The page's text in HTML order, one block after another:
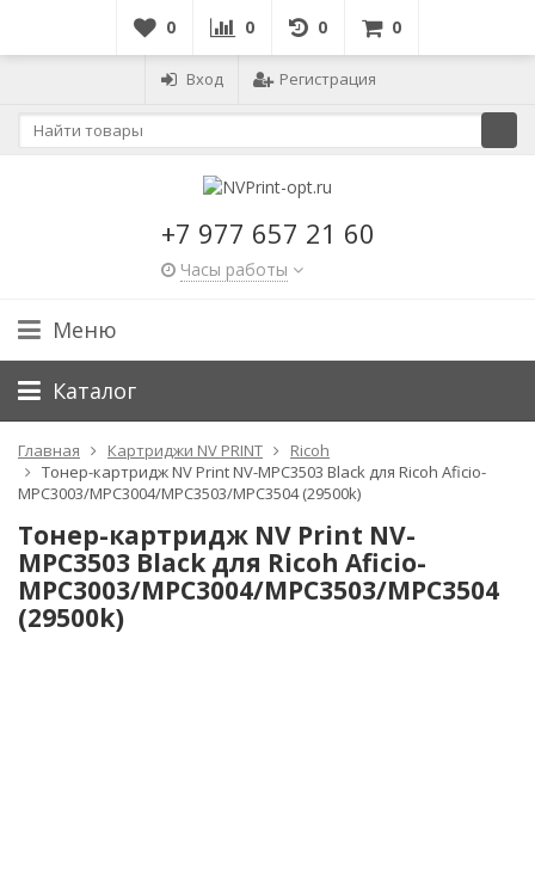
0 0 0 0
Вход Регистрация
+7 977 657 21 60
Часы работы
Меню
Каталог
Главная Картриджи NV PRINT
Ricoh
Тонер-картридж NV Print NV-MPC3503 Black для Ricoh Aficio-
MPC3003/MPC3004/MPC3503/MPC3504 (29500k)
Тонер-картридж NV Print NV-
MPC3503 Black для Ricoh Aficio-
MPC3003/MPC3004/MPC3503/MPC3504
(29500k)